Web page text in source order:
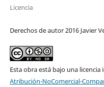
Licencia
Derechos de autor 2016 Javier
Esta obra está bajo una
Atribución-NoComercial-